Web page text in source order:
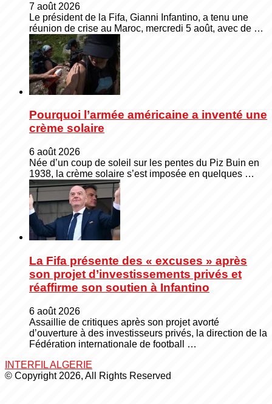
7 août 2026
Le président de la Fifa, Gianni Infantino, a tenu une
réunion de crise au Maroc, mercredi 5 août, avec de …
Pourquoi l’armée américaine a inventé une
crème solaire
6 août 2026
Née d’un coup de soleil sur les pentes du Piz Buin en
1938, la crème solaire s’est imposée en quelques …
La Fifa présente des « excuses » après
son projet d’investissements privés et
réaffirme son soutien à Infantino
6 août 2026
Assaillie de critiques après son projet avorté
d’ouverture à des investisseurs privés, la direction de la
Fédération internationale de football …
INTERFIL ALGERIE
© Copyright 2026, All Rights Reserved